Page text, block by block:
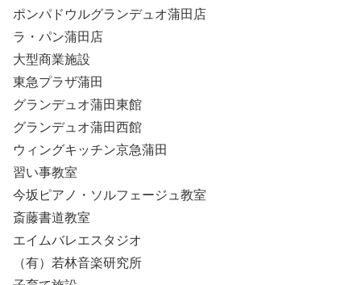
ポンパドウルグランデュオ蒲田店
ラ・パン蒲田店
大型商業施設
東急プラザ蒲田
グランデュオ蒲田東館
グランデュオ蒲田西館
ウィングキッチン京急蒲田
習い事教室
今坂ピアノ・ソルフェージュ教室
斎藤書道教室
エイムバレエスタジオ
（有）若林音楽研究所